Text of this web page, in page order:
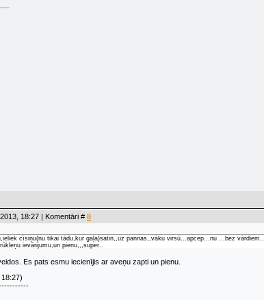
18:27 | Komentāri # 8
cīsiņu(nu tikai tādu,kur gaļa)satin,,uz pannas,,vāku virsū...apcep...nu ...bez vārdiem..
ievārijumu,un pienu,,,super..
Es pats esmu iecienījis ar aveņu zapti un pienu.